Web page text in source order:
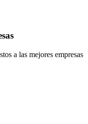
a las mejores empresas